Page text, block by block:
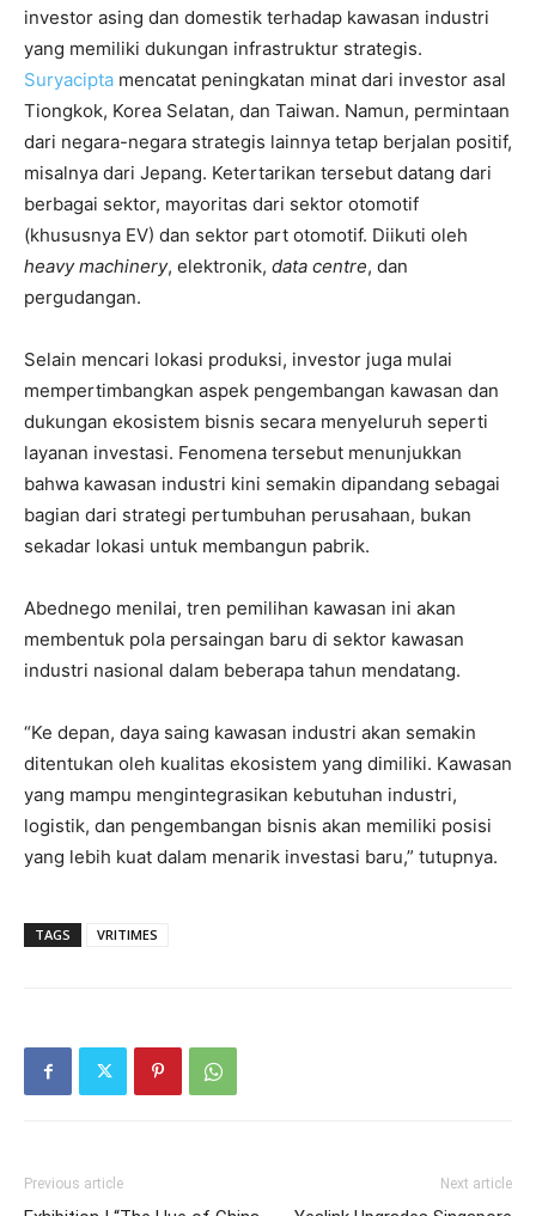
investor asing dan domestik terhadap kawasan industri
yang memiliki dukungan infrastruktur strategis.
Suryacipta mencatat peningkatan minat dari investor asal
Tiongkok, Korea Selatan, dan Taiwan. Namun, permintaan
dari negara-negara strategis lainnya tetap berjalan positif,
misalnya dari Jepang. Ketertarikan tersebut datang dari
berbagai sektor, mayoritas dari sektor otomotif
(khususnya EV) dan sektor part otomotif. Diikuti oleh
heavy machinery, elektronik, data centre, dan
pergudangan.
Selain mencari lokasi produksi, investor juga mulai
mempertimbangkan aspek pengembangan kawasan dan
dukungan ekosistem bisnis secara menyeluruh seperti
layanan investasi. Fenomena tersebut menunjukkan
bahwa kawasan industri kini semakin dipandang sebagai
bagian dari strategi pertumbuhan perusahaan, bukan
sekadar lokasi untuk membangun pabrik.
Abednego menilai, tren pemilihan kawasan ini akan
membentuk pola persaingan baru di sektor kawasan
industri nasional dalam beberapa tahun mendatang.
“Ke depan, daya saing kawasan industri akan semakin
ditentukan oleh kualitas ekosistem yang dimiliki. Kawasan
yang mampu mengintegrasikan kebutuhan industri,
logistik, dan pengembangan bisnis akan memiliki posisi
yang lebih kuat dalam menarik investasi baru,” tutupnya.
TAGS VRITIMES
Previous article Next article